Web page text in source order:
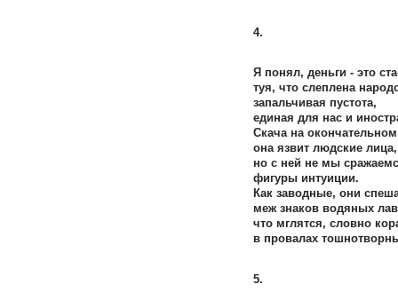
4.
Я понял, деньги - это
туя, что слеплена
запальчивая пустота,
единая для нас и
Скача на
она язвит людские лица,
но с ней не мы
фигуры интуиции.
Как заводные, они
меж знаков водяных
что мглятся, словно
в провалах
5.